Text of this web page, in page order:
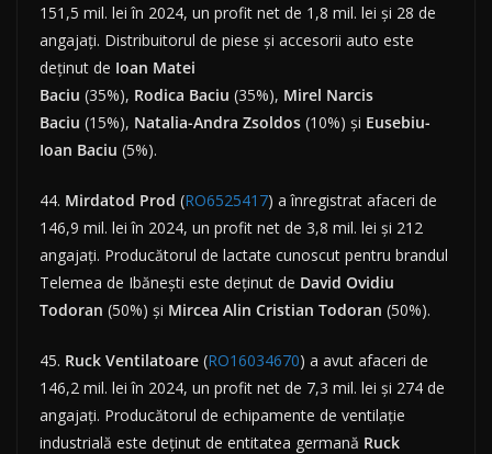
151,5 mil. lei în 2024, un profit net de 1,8 mil. lei și 28 de
angajați. Distribuitorul de piese și accesorii auto este
deținut de Ioan Matei
Baciu (35%), Rodica Baciu (35%), Mirel Narcis
Baciu (15%), Natalia-Andra Zsoldos (10%) și Eusebiu-
Ioan Baciu (5%).
44. Mirdatod Prod (RO6525417) a înregistrat afaceri de
146,9 mil. lei în 2024, un profit net de 3,8 mil. lei și 212
angajați. Producătorul de lactate cunoscut pentru brandul
Telemea de Ibănești este deținut de David Ovidiu
Todoran (50%) și Mircea Alin Cristian Todoran (50%).
45. Ruck Ventilatoare (RO16034670) a avut afaceri de
146,2 mil. lei în 2024, un profit net de 7,3 mil. lei și 274 de
angajați. Producătorul de echipamente de ventilație
industrială este deținut de entitatea germană Ruck